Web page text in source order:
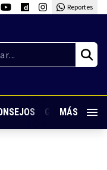
Reportes
GUARDIA
MÁS